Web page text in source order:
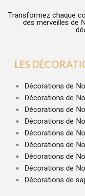
Transformez chaque
des merveilles de
LES
Décorations de
Décorations de
Décorations de
Décorations de
Décorations de
Décorations de
Décorations de
Décorations de
Décorations de